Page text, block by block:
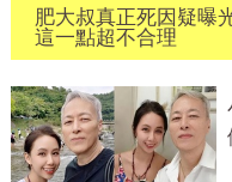
肥大叔真正死因疑
這一點超不合理